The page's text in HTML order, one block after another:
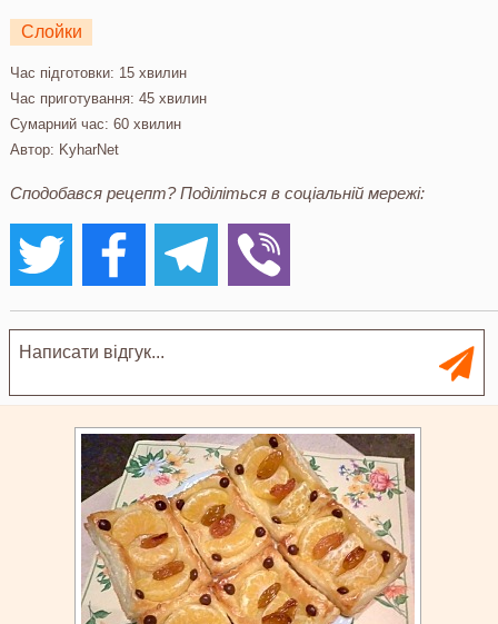
Слойки
Час підготовки: 15 хвилин
Час приготування: 45 хвилин
Сумарний час: 60 хвилин
Автор: KyharNet
Сподобався рецепт? Поділіться в соціальній мережі: